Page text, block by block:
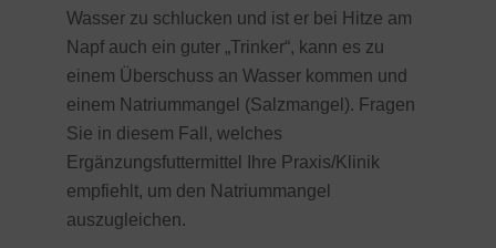
Wasser zu schlucken und ist er bei Hitze am
Napf auch ein guter „Trinker“, kann es zu
einem Überschuss an Wasser kommen und
einem Natriummangel (Salzmangel). Fragen
Sie in diesem Fall, welches
Ergänzungsfuttermittel Ihre Praxis/Klinik
empfiehlt, um den Natriummangel
auszugleichen.